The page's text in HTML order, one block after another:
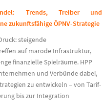
Trends, Treiber und
zukunftsfähige ÖPNV-Strategie
steigende
auf marode Infrastruktur,
finanzielle Spielräume. HPP
und Verbünde dabei,
zu entwickeln – von Tarif-
bis zur Integration